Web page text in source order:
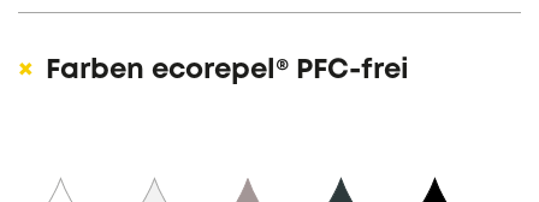
Farben ecorepel® PFC-frei